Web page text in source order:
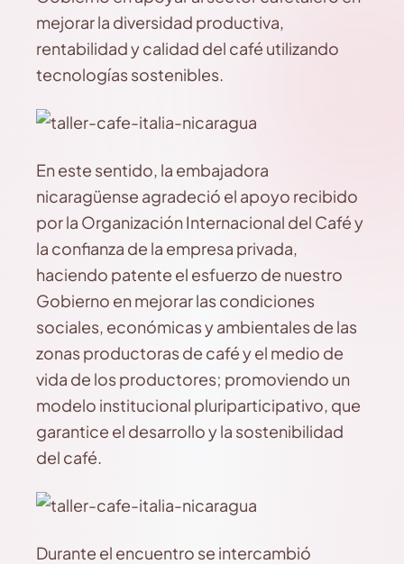
mejorar la diversidad productiva,
rentabilidad y calidad del café utilizando
tecnologías sostenibles.
En este sentido, la embajadora
nicaragüense agradeció el apoyo recibido
por la Organización Internacional del Café y
la confianza de la empresa privada,
haciendo patente el esfuerzo de nuestro
Gobierno en mejorar las condiciones
sociales, económicas y ambientales de las
zonas productoras de café y el medio de
vida de los productores; promoviendo un
modelo institucional pluriparticipativo, que
garantice el desarrollo y la sostenibilidad
del café.
Durante el encuentro se intercambió